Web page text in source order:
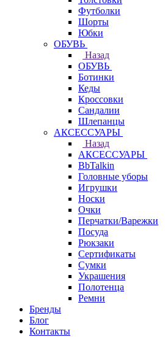
Футболки
Шорты
Юбки
ОБУВЬ
Назад
ОБУВЬ
Ботинки
Кеды
Кроссовки
Сандалии
Шлепанцы
АКСЕССУАРЫ
Назад
АКСЕССУАРЫ
BbTalkin
Головные уборы
Игрушки
Носки
Очки
Перчатки/Варежки
Посуда
Рюкзаки
Сертификаты
Сумки
Украшения
Полотенца
Ремни
Бренды
Блог
Контакты